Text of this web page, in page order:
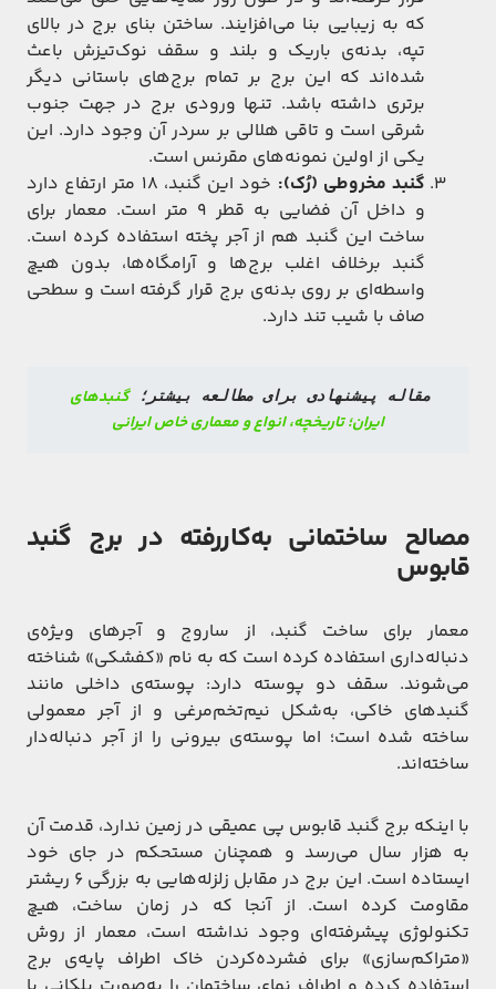
که به زیبایی بنا می‌افزایند. ساختن بنای برج در بالای
تپه، بدنه‌ی باریک و بلند و سقف نوک‌تیزش باعث
شده‌اند که این برج بر تمام برج‌های باستانی دیگر
برتری داشته باشد. تنها ورودی برج در جهت جنوب
شرقی است و تاقی هلالی بر سردر آن وجود دارد. این
یکی از اولین نمونه‌های مقرنس است.
گنبد مخروطی (رُک):
خود این گنبد، ۱۸ متر ارتفاع دارد
و داخل آن فضایی به قطر ۹ متر است. معمار برای
ساخت این گنبد هم از آجر پخته استفاده کرده است.
گنبد برخلاف اغلب برج‌ها و آرامگاه‌ها، بدون هیچ
واسطه‌ای بر روی بدنه‌ی برج قرار گرفته است و سطحی
صاف با شیب تند دارد.
مقاله پیشنهادی برای مطالعه بیشتر؛
ایران؛ تاریخچه، انواع و معماری خاص ایرانی
مصالح ساختمانی به‌کاررفته در برج گنبد
قابوس
معمار برای ساخت گنبد، از ساروج و آجرهای ویژه‌ی
دنباله‌داری استفاده کرده است که به نام «کفشکی» شناخته
می‌شوند. سقف دو پوسته دارد: پوسته‌ی داخلی مانند
گنبدهای خاکی، به‌شکل نیم‌تخم‌مرغی و از آجر معمولی
ساخته شده است؛ اما پوسته‌ی بیرونی را از آجر دنباله‌دار
ساخته‌اند.
با اینکه برج گنبد قابوس پی عمیقی در زمین ندارد، قدمت آن
به هزار سال می‌رسد و همچنان مستحکم در جای خود
ایستاده است. این برج در مقابل زلزله‌هایی به بزرگی ۶ ریشتر
مقاومت کرده است. از آنجا که در زمان ساخت، هیچ
تکنولوژی پیشرفته‌ای وجود نداشته است، معمار از روش
«متراکم‌سازی» برای فشرده‌کردن خاک اطراف پایه‌ی برج